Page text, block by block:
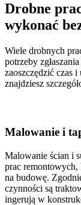
Drobne
wykonać
Wiele drobnych
potrzeby
zaoszczędzić czas
znajdziesz
Malowanie i
Malowanie ścian i
prac remontowych,
na budowę.
czynności są
ingerują w